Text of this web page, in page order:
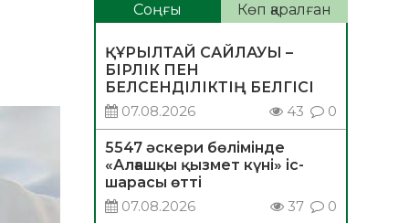
Соңғы Көп қаралған
ҚҰРЫЛТАЙ САЙЛАУЫ –
БІРЛІК ПЕН
БЕЛСЕНДІЛІКТІҢ БЕЛГІСІ
07.08.2026
43 0
5547 әскери бөлімінде
«Алғашқы қызмет күні» іс-
шарасы өтті
07.08.2026
37 0